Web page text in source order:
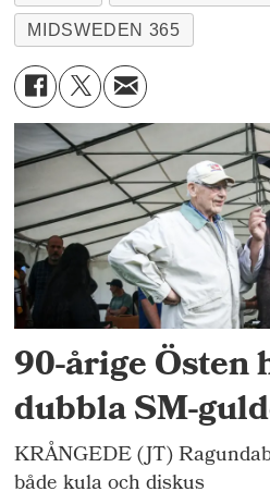
MIDSWEDEN 365
90-årige Östen
dubbla SM-
KRÅNGEDE (JT)
både kula och diskus